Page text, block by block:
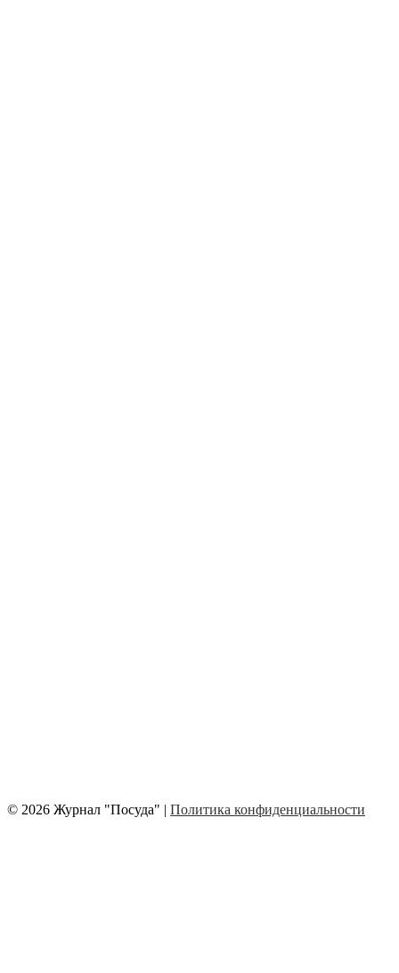
© 2026 Журнал "Посуда" | Политика конфиденциальности